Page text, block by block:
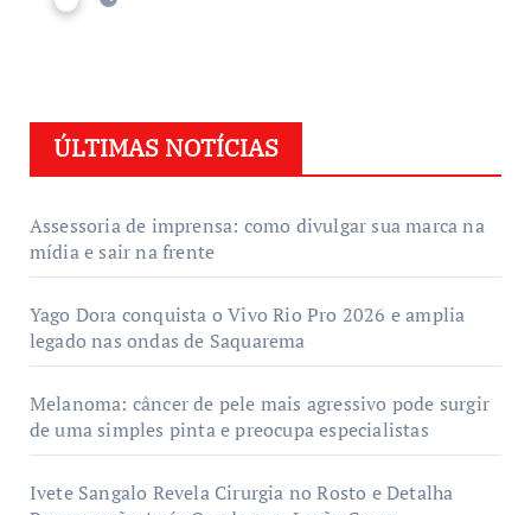
ÚLTIMAS NOTÍCIAS
Assessoria de imprensa: como divulgar sua marca na
mídia e sair na frente
Yago Dora conquista o Vivo Rio Pro 2026 e amplia
legado nas ondas de Saquarema
Melanoma: câncer de pele mais agressivo pode surgir
de uma simples pinta e preocupa especialistas
Ivete Sangalo Revela Cirurgia no Rosto e Detalha